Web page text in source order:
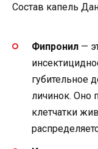
Состав капель
Фипронил —
губительное
личинок. Оно
клетчатки